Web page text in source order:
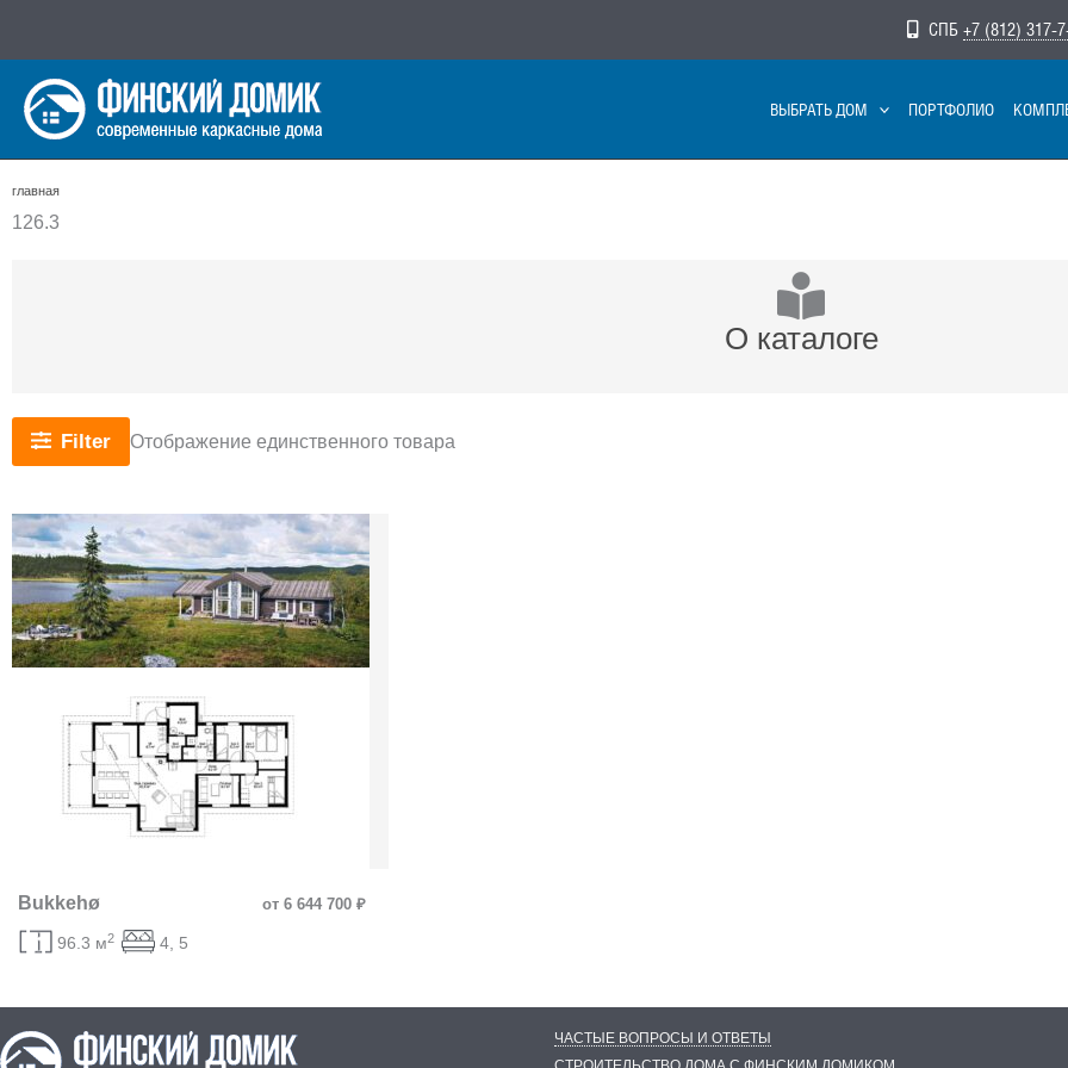
к
содержимому
СПБ +7 (812) 317-
ВЫБРАТЬ ДОМ ПОРТФОЛИО
главная
126.3
О каталоге
Filter Отображение единственного товара
Bukkehø от 6 644 700 ₽
96.3 м2 4, 5
ЧАСТЫЕ ВОПРОСЫ И ОТВЕТЫ